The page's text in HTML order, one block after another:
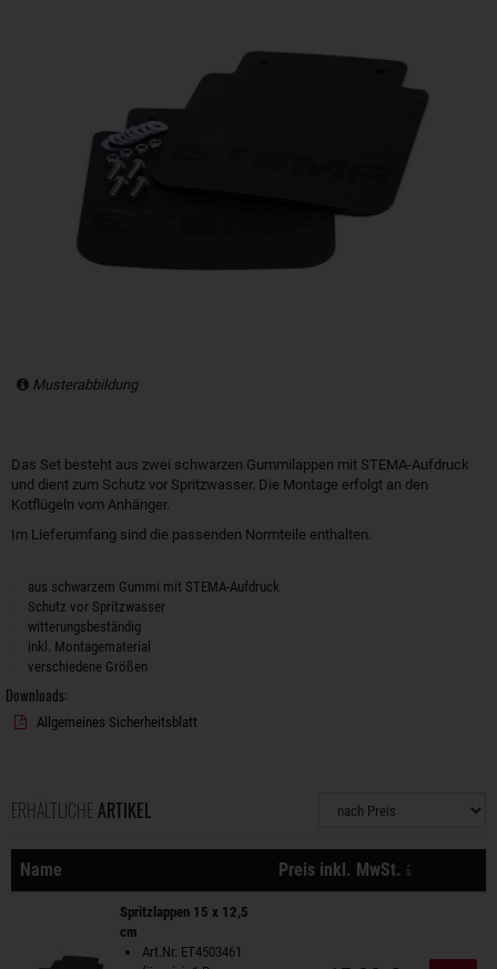
Musterabbildung
Das Set besteht aus zwei schwarzen Gummilappen mit STEMA-Aufdruck
und dient zum Schutz vor Spritzwasser. Die Montage erfolgt an den
Kotflügeln vom Anhänger.
Im Lieferumfang sind die passenden Normteile enthalten.
aus schwarzem Gummi mit STEMA-Aufdruck
Schutz vor Spritzwasser
witterungsbeständig
inkl. Montagematerial
verschiedene Größen
Downloads:
Allgemeines Sicherheitsblatt
ERHÄLTLICHE ARTIKEL
Sortierung
Name Preis inkl. MwSt.
Aktionen
Spritzlappen 15 x 12,5
cm
Art.Nr. ET4503461